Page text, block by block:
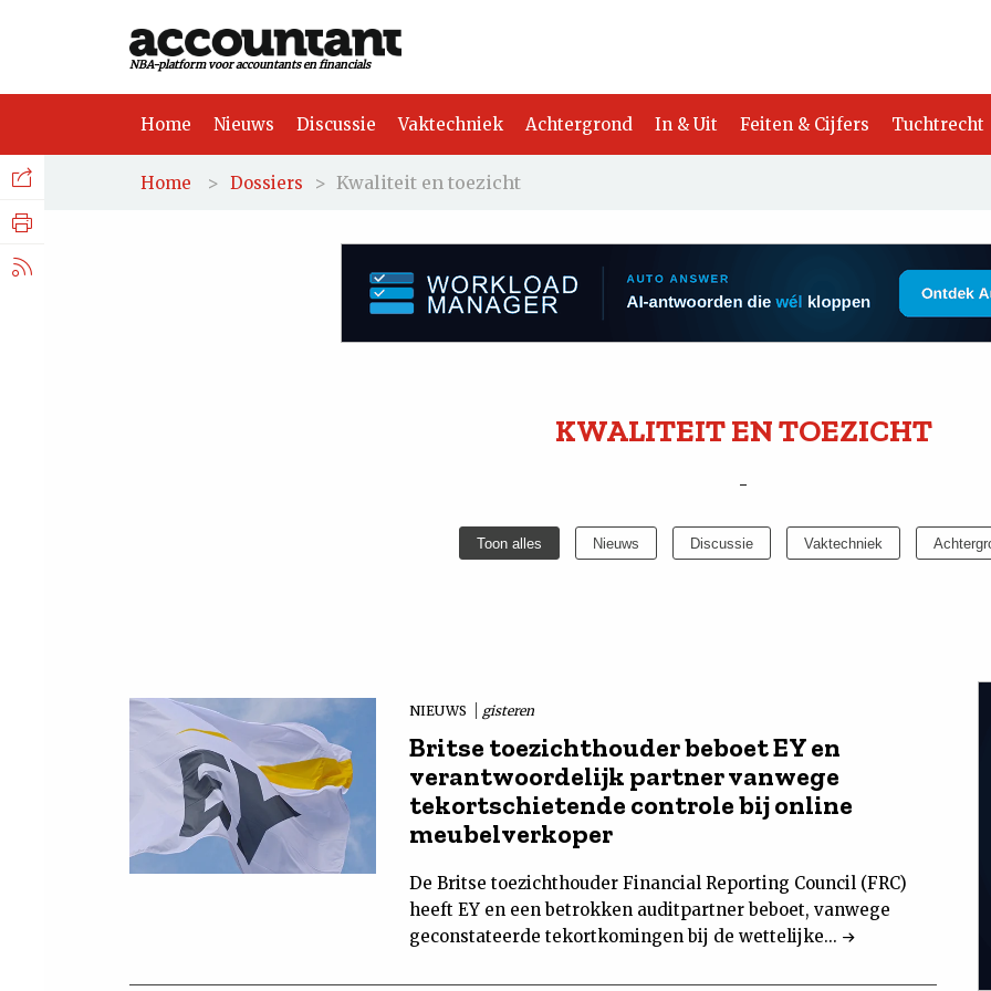
NBA-platform voor accountants en financials
Home Nieuws Discussie Vaktechniek Achtergrond In & Uit Feiten & Cijfers Tuchtrecht
Home > Dossiers > Kwaliteit en toezicht
KWALITEIT EN TOEZICHT
-
Toon alles Nieuws Discussie Vaktechniek
NIEUWS gisteren
Britse toezichthouder beboet EY en
verantwoordelijk partner vanwege
tekortschietende controle bij online
meubelverkoper
De Britse toezichthouder Financial Reporting Council (FRC)
heeft EY en een betrokken auditpartner beboet, vanwege
geconstateerde tekortkomingen bij de wettelijke...
Facebook
Nieuws